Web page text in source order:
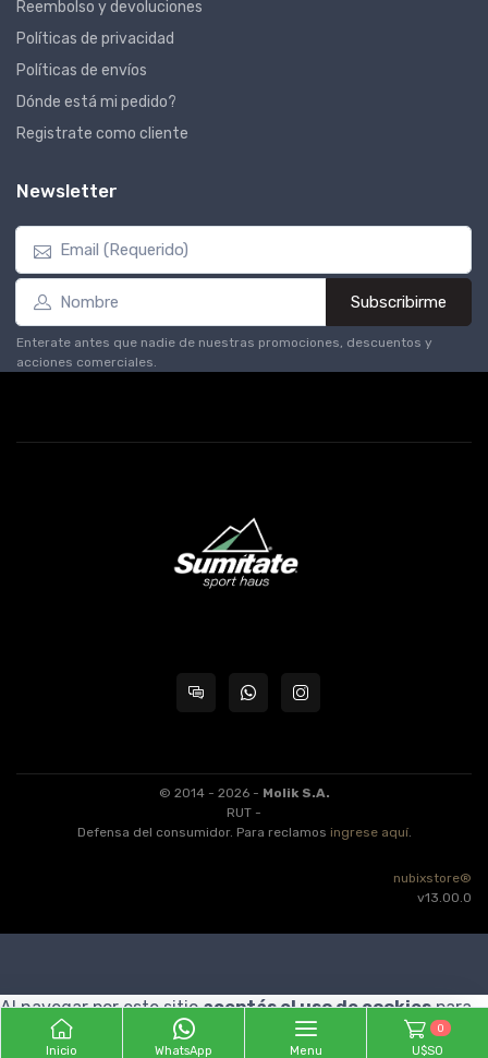
Reembolso y devoluciones
Políticas de privacidad
Políticas de envíos
Dónde está mi pedido?
Registrate como cliente
Newsletter
Subscribirme
Enterate antes que nadie de nuestras promociones, descuentos y
acciones comerciales.
© 2014 - 2026 - Molik S.A.
RUT -
Defensa del consumidor. Para reclamos ingrese aquí.
nubixstore®
v13.00.0
Inicio WhatsApp Menu
0
U$S0
Al navegar por este sitioaceptás el uso de cookiespara
agilizar tu experiencia de compra.
ENTENDIDO